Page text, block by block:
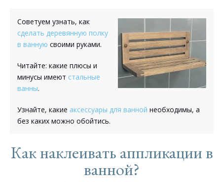
Советуем узнать, как
сделать деревянную полку
в ванную своими руками.
Читайте: какие плюсы и
минусы имеют стальные
ванны.
Узнайте, какие аксессуары для ванной необходимы, а
без каких можно обойтись.
Как наклеивать аппликации в
ванной?